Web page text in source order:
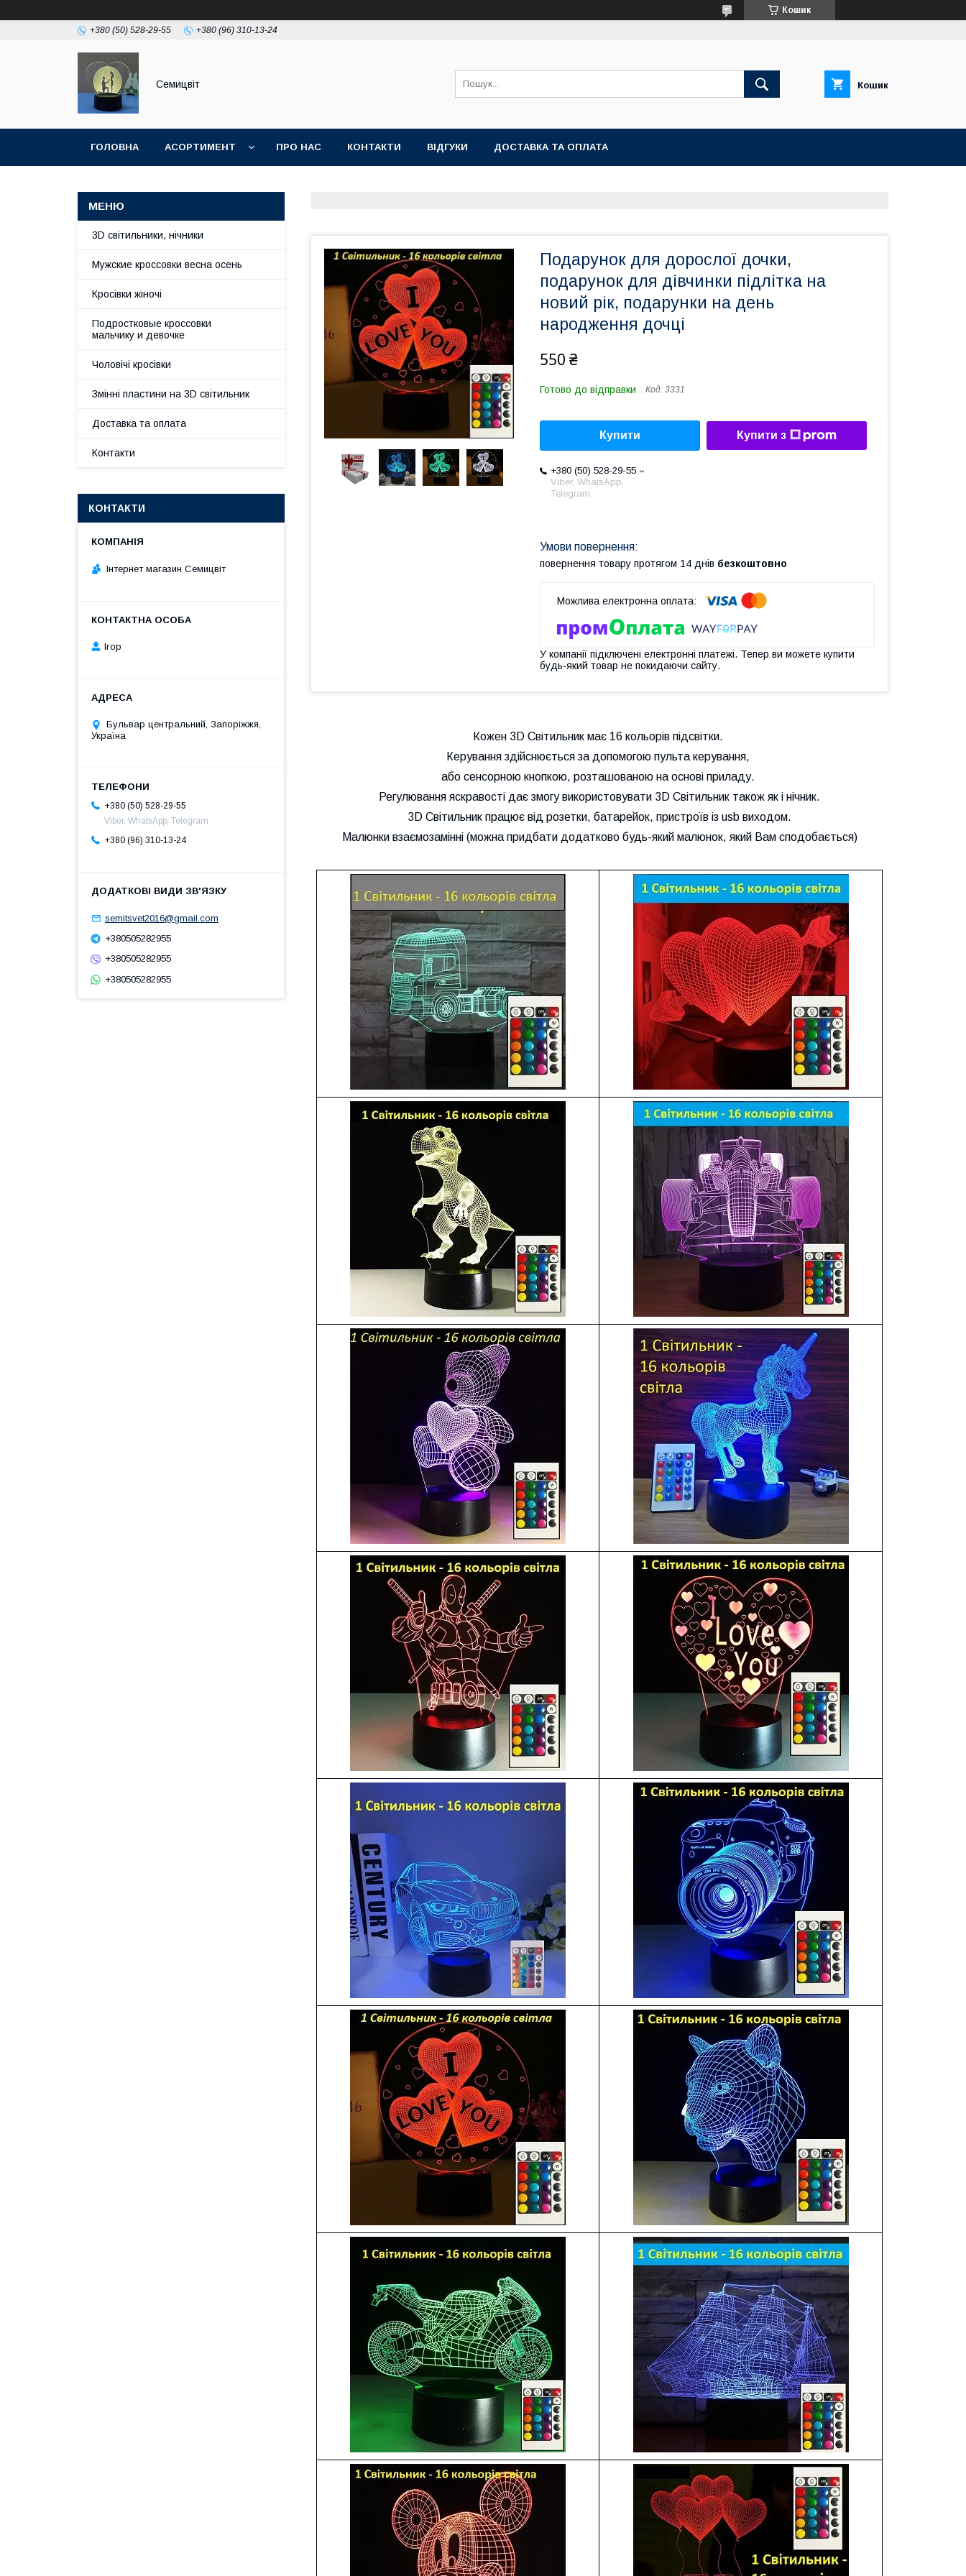
Кошик
+380 (50) 528-29-55 +380 (96) 310-13-24
Семицвіт Кошик
ГОЛОВНА АСОРТИМЕНТ ПРО НАС КОНТАКТИ ВІДГУКИ ДОСТАВКА ТА ОПЛАТА
Подарунок для дорослої дочки,
подарунок для дівчинки підлітка на
новий рік, подарунки на день
народження дочці
550 ₴
Готово до відправки Код: 3331
Купити Купити з
+380 (50) 528-29-55
Viber, WhatsApp,
Telegram
повернення товару протягом 14 днів безкоштовно
У компанії підключені електронні платежі. Тепер ви можете купити
будь-який товар не покидаючи сайту.
Кожен 3D Світильник має 16 кольорів підсвітки.
Керування здійснюється за допомогою пульта керування,
або сенсорною кнопкою, розташованою на основі приладу.
Регулювання яскравості дає змогу використовувати 3D Світильник також як і нічник.
3D Світильник працює від розетки, батарейок, пристроїв із usb виходом.
Малюнки взаємозамінні (можна придбати додатково будь-який малюнок, який Вам сподобається)
3D світильники, нічники
Мужские кроссовки весна осень
Кросівки жіночі
Подростковые кроссовки
мальчику и девочке
Чоловічі кросівки
Змінні пластини на 3D світильник
Доставка та оплата
Контакти
КОНТАКТИ
Інтернет магазин Семицвіт
Ігор
Бульвар центральний, Запоріжжя,
Україна
+380 (50) 528-29-55
Viber, WhatsApp, Telegram
+380 (96) 310-13-24
semitsvet2016@gmail.com
+380505282955
+380505282955
+380505282955